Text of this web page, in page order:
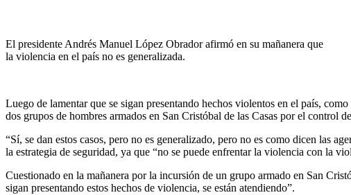
El presidente Andrés Manuel López Obrador afirmó en su mañanera que
la violencia en el país no es generalizada.
Luego de lamentar que se sigan presentando hechos violentos en el país,
dos grupos de hombres armados en San Cristóbal de las Casas por el
“Sí, se dan estos casos, pero no es generalizado, pero no es como dicen las
la estrategia de seguridad, ya que “no se puede enfrentar la violencia con la
Cuestionado en la mañanera por la incursión de un grupo armado en San
sigan presentando estos hechos de violencia, se están atendiendo”.